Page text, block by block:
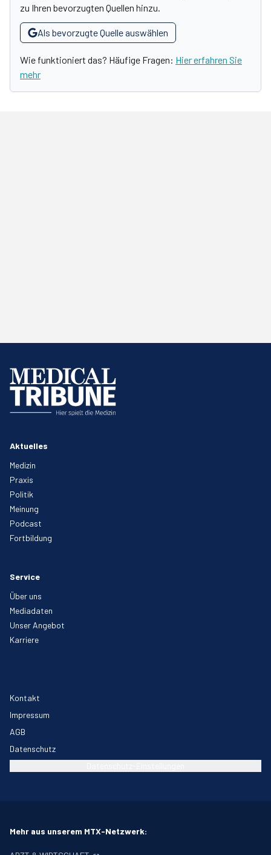
zu Ihren bevorzugten Quellen hinzu.
Als bevorzugte Quelle auswählen
Wie funktioniert das? Häufige Fragen: Hier erfahren Sie
mehr
Aktuelles
Medizin
Praxis
Politik
Meinung
Podcast
Fortbildung
Service
Über uns
Mediadaten
Unser Angebot
Karriere
Kontakt
Impressum
AGB
Datenschutz
Mehr aus unserem MTX-Netzwerk: